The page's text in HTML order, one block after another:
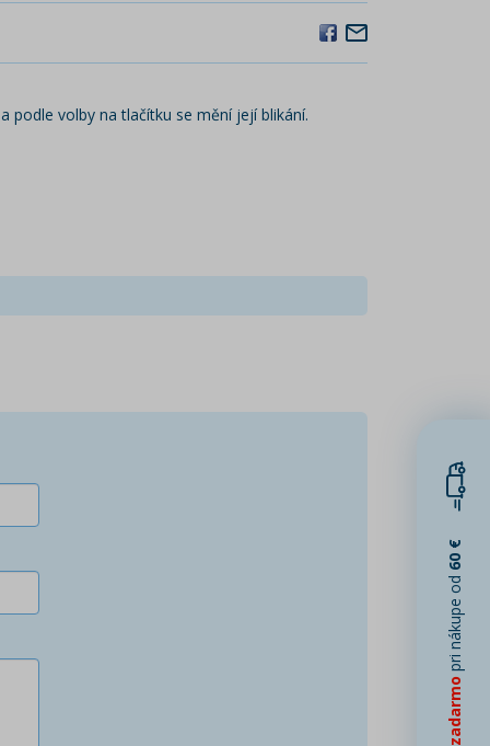
podle volby na tlačítku se mění její blikání.
pri nákupe od
60 €